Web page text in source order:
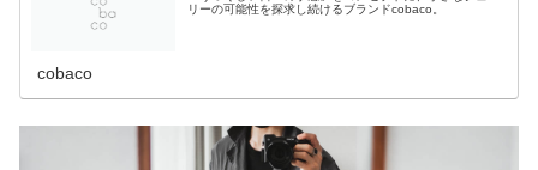
リーの可能性を探求し続けるブランドcobaco。
cobaco